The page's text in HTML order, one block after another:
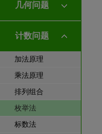
几何问题
计数问题
加法原理
乘法原理
排列组合
枚举法
标数法